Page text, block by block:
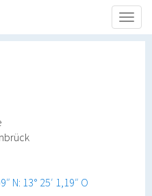
N: 13° 25′ 1,19″ O